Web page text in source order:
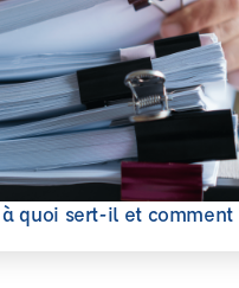
quoi sert-il et comment